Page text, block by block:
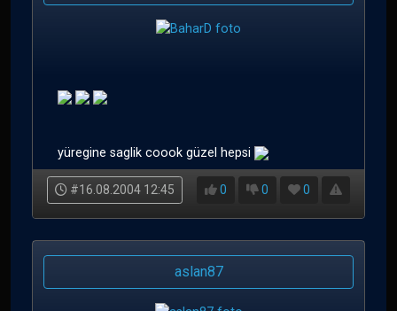
yüregine saglik coook güzel hepsi
#16.08.2004 12:45 0 0 0
aslan87